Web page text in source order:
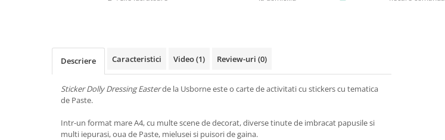
Descriere Caracteristici Video(1) Review-uri (0)
Sticker Dolly Dressing Easterde la Usborne este o carte de activitati cu stickers cu tematica
de Paste.
Intr-un format mare A4, cu multe scene de decorat, diverse tinute de imbracat papusile si
multi iepurasi, oua de Paste, mielusei si puisori de gaina.